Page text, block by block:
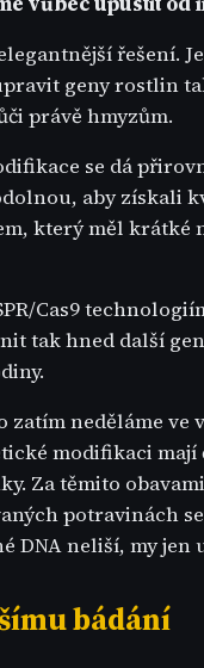
řešení.
geny rostlin
právě hmyzům.
se dá
aby získali
který měl krátké
Cas9
tak hned další
zatím neděláme
modifikaci mají
Za těmito
potravinách
DNA neliší, my
bádání